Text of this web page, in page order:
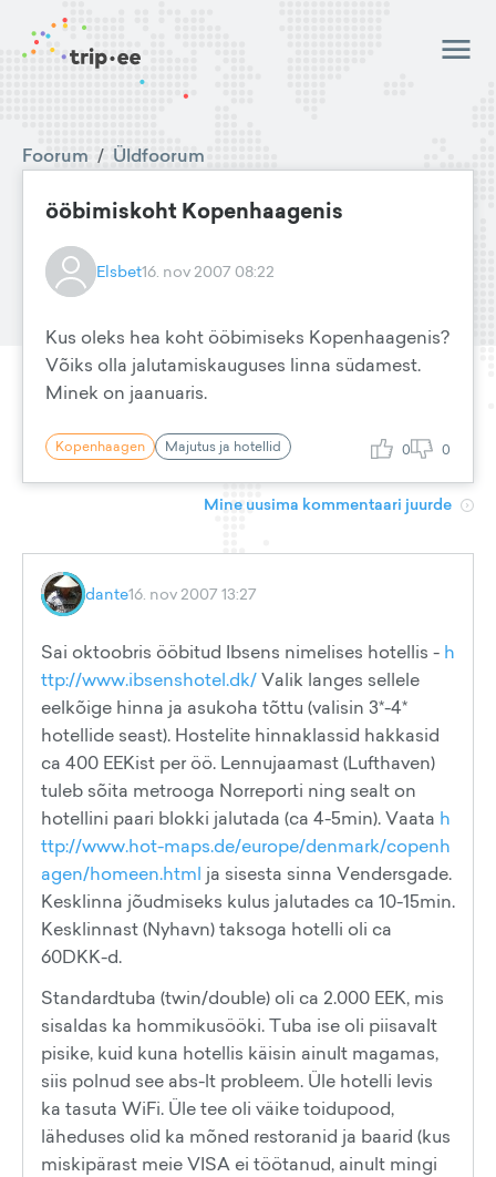
Foorum / Üldfoorum
ööbimiskoht Kopenhaagenis
Elsbet16. nov 2007 08:22
Kus oleks hea koht ööbimiseks Kopenhaagenis?
Võiks olla jalutamiskauguses linna südamest.
Minek on jaanuaris.
Kopenhaagen Majutus ja hotellid 0 0
Mine uusima kommentaari juurde
dante16. nov 2007 13:27
Sai oktoobris ööbitud Ibsens nimelises hotellis - h
ttp://www.ibsenshotel.dk/Valik langes sellele
eelkõige hinna ja asukoha tõttu (valisin 3*-4*
hotellide seast). Hostelite hinnaklassid hakkasid
ca 400 EEKist per öö. Lennujaamast (Lufthaven)
tuleb sõita metrooga Norreporti ning sealt on
hotellini paari blokki jalutada (ca 4-5min). Vaata h
ttp://www.hot-maps.de/europe/denmark/copenh
agen/homeen.html ja sisesta sinna Vendersgade.
Kesklinna jõudmiseks kulus jalutades ca 10-15min.
Kesklinnast (Nyhavn) taksoga hotelli oli ca
60DKK-d.
Standardtuba (twin/double) oli ca 2.000 EEK, mis
sisaldas ka hommikusööki. Tuba ise oli piisavalt
pisike, kuid kuna hotellis käisin ainult magamas,
siis polnud see abs-lt probleem. Üle hotelli levis
ka tasuta WiFi. Üle tee oli väike toidupood,
läheduses olid ka mõned restoranid ja baarid (kus
miskipärast meie VISA ei töötanud, ainult mingi